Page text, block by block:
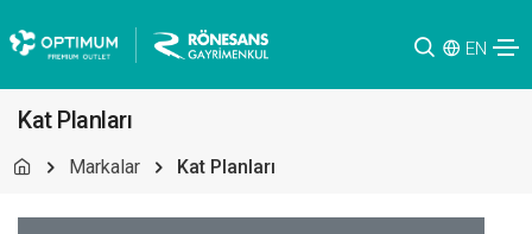
EN
Kat Planları
Markalar Kat Planları